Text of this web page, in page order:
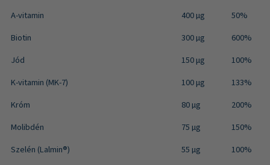
A-vitamin
400 µg
50%
Biotin
300 µg
600%
Jód
150 μg
100%
K-vitamin (MK-7)
100 μg
133%
Króm
80 µg
200%
Molibdén
75 µg
150%
Szelén (Lalmin®)
55 µg 100%